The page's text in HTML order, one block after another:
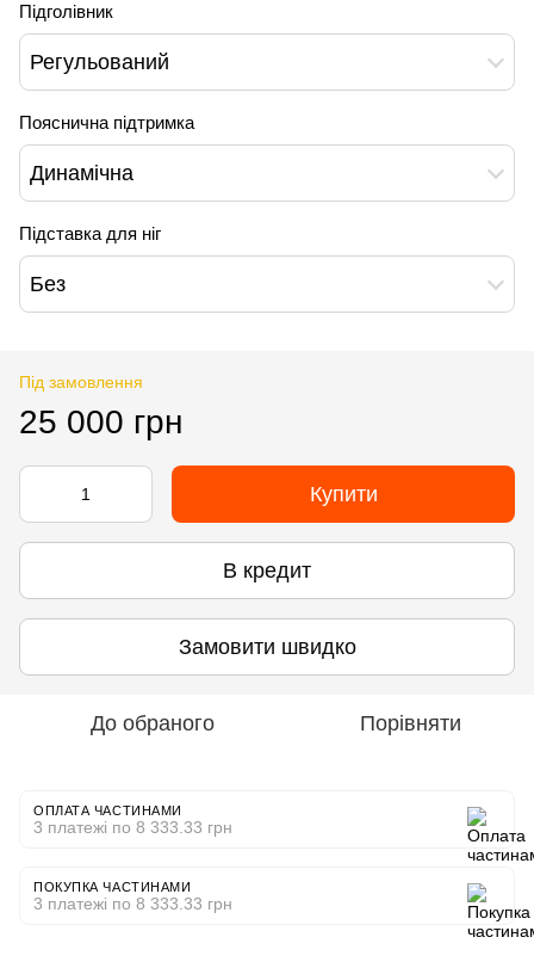
Підголівник
Регульований
Пояснична підтримка
Динамічна
Підставка для ніг
Без
Під замовлення
25 000 грн
Купити
В кредит
Замовити швидко
До обраного Порівняти
ОПЛАТА ЧАСТИНАМИ
3 платежі по 8 333.33 грн
ПОКУПКА ЧАСТИНАМИ
3 платежі по 8 333.33 грн